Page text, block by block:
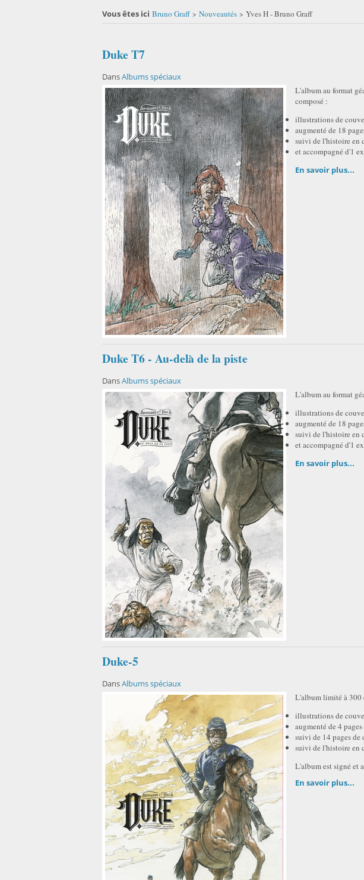
Vous êtes ici Bruno Graff > Nouveautés > Yves H - Bruno Graff
Duke T7
DansAlbums spéciaux
L'album au format
composé :
illustrations de
augmenté de 18
suivi de l'histoire en
et accompagné d'1
En savoir plus...
Duke T6 - Au-delà de la piste
DansAlbums spéciaux
L'album au format
illustrations de
augmenté de 18
suivi de l'histoire en
et accompagné d'1
En savoir plus...
Duke-5
DansAlbums spéciaux
L'album limité à 300
illustrations de
augmenté de 4
suivi de 14 pages de
suivi de l'histoire en
L'album est signé et
En savoir plus...